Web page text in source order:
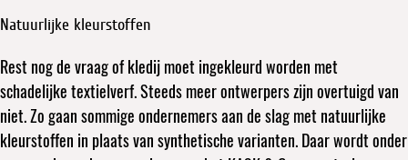
Natuurlijke kleurstoffen
Rest nog de vraag of kledij moet ingekleurd worden met
schadelijke textielverf. Steeds meer ontwerpers zijn overtuigd van
niet. Zo gaan sommige ondernemers aan de slag met natuurlijke
kleurstoffen in plaats van synthetische varianten. Daar wordt onder